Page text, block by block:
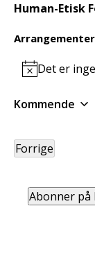
Human-Etisk
NoticeDet er
Kommende
Forrige
Abonner på